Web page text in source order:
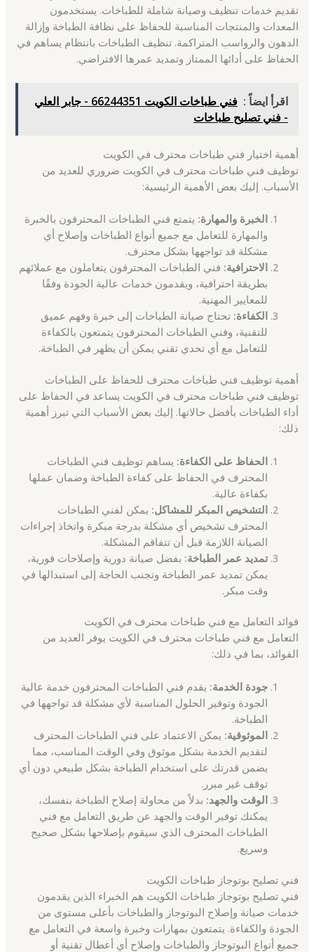
تقديم خدمات تنظيف وصيانة شاملة للطباخات. يستخدمون
المعدات والمنتجات المناسبة للحفاظ على نظافة الطباخة وإزالة
الدهون والرواسب المتراكمة. تنظيف الطباخات بانتظام يساهم في
الحفاظ على أدائها الممتاز وتمديد عمرها الافتراضي.
اقرأ ايضاً :
فني طباخات الكويت 66244351 - جابر العلي
- فني تصليح طباخات
أهمية اختيار فني طباخات محترف في الكويت
توظيف فني طباخات محترف في الكويت ضروري للعديد من
الأسباب. إليك بعض الأهمية الرئيسية:
الخبرة والمهارة: يتمتع فني الطباخات المحترفون بالخبرة
والمهارة للتعامل مع جميع أنواع الطباخات وإصلاح أي
مشكلة قد تواجهها بشكل محترف.
الاحترافية: فني الطباخات المحترفون يتعاملون مع عملائهم
بطريقة احترافية، ويقدمون خدمات عالية الجودة وفقًا
للمعايير المهنية.
الكفاءة: تحتاج صيانة الطباخات إلى خبرة وفهم عميق
للتقنية، وفني الطباخات المحترفون يتمتعون بالكفاءة
للتعامل مع أي تحدي تقني يمكن أن يظهر في الطباخة.
أهمية توظيف فني طباخات محترف للحفاظ على الطباخات
توظيف فني طباخات محترف في الكويت يساعد في الحفاظ على
أداء الطباخات بأفضل حالاتها. إليك بعض الأسباب التي تبرز أهمية
ذلك:
الحفاظ على الكفاءة: يساهم توظيف فني الطباخات
المحترف في الحفاظ على كفاءة الطباخة وضمان عملها
بكفاءة عالية.
التشخيص المبكر للمشاكل: يمكن لفني الطباخات
المحترف تشخيص أي مشكلة بدرجة مبكرة واتخاذ إجراءات
الصيانة اللازمة قبل أن تتفاقم المشكلة.
تمديد عمر الطباخة: بفضل صيانة دورية وإصلاحات فورية،
يمكن تمديد عمر الطباخة وتجنب الحاجة إلى استبدالها في
وقت مبكر.
فوائد التعامل مع فني طباخات محترف في الكويت
التعامل مع فني طباخات محترف في الكويت يوفر العديد من
الفوائد، بما في ذلك:
جودة الخدمة: يقدم فني الطباخات المحترفون خدمة عالية
الجودة وتوفير الحلول المناسبة لأي مشكلة قد تواجهها في
الطباخة.
الموثوقية: يمكن الاعتماد على فني الطباخات المحترف
لتقديم الخدمة بشكل موثوق وفي الوقت المناسب، مما
يضمن قدرتك على استخدام الطباخة بشكل طبيعي دون أي
توقف غير مبرر.
الوقت والجهد: بدلاً من محاولة إصلاح الطباخة بنفسك،
يمكنك توفير الوقت والجهد عن طريق التعامل مع فني
الطباخات المحترف الذي سيقوم بإصلاحها بشكل صحيح
وسريع.
فني تصليح بوتوجاز طباخات الكويت
فني تصليح بوتوجاز طباخات الكويت هم الخبراء الذين يقدمون
خدمات صيانة وإصلاح البوتوجاز والطباخات بأعلى مستوى من
الجودة والكفاءة. يتمتعون بمهارات وخبرة واسعة في التعامل مع
جميع أنواع البوتوجاز والطباخات وإصلاح أي أعطال تقنية أو